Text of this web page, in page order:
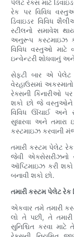
પેલેટ રેક્સ માટે
રેક પર વિવિધ
ડિવાઇડર વિવિધ
સ્ટીલનો સમાવેશ
અનુરૂપ કસ્ટમાઇઝ
વિવિધ વસ્તુઓ માટે
ઇન્વેન્ટરી શોધવાનું
સેફ્ટી બાર એ
વેરહાઉસમાં
રેક્સની કિનારીઓ
શકો છો જે વસ્તુઓને
વિવિધ ઊંચાઈ અને
સુધારવા અને તમારા
કસ્ટમાઇઝ કરવાની
તમારી કસ્ટમ પેલેટ
જેવી એક્સેસરીઝનો
ઑપ્ટિમાઇઝ કરી
બનાવી શકો છો.
તમારી કસ્ટમ પેલેટ રેક
એકવાર તમે તમારી
લો તે પછી, તે તમારી
સુનિશ્ચિત કરવા